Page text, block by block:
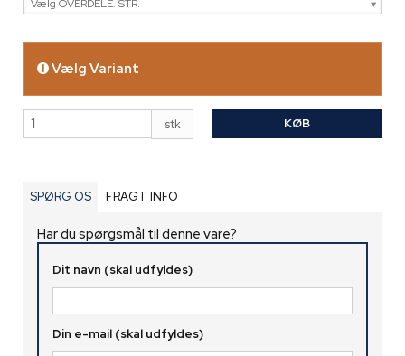
Vælg OVERDELE. STR.
Vælg Variant
stk KØB
SPØRG OS FRAGT INFO
Har du spørgsmål til denne vare?
Dit navn (skal udfyldes)
Din e-mail (skal udfyldes)